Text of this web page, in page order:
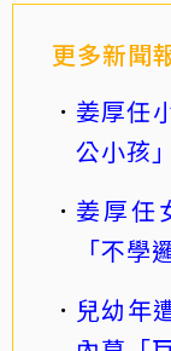
更多新聞
姜厚任
公小孩
姜厚任
「不學
兒幼年